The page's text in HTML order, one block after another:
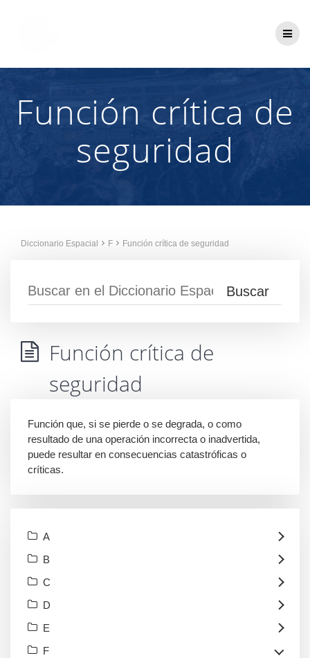
Función crítica de
seguridad
Diccionario Espacial F Función crítica de seguridad
Función crítica de
seguridad
Función que, si se pierde o se degrada, o como
resultado de una operación incorrecta o inadvertida,
puede resultar en consecuencias catastróficas o
críticas.
A
B
C
D
E
F